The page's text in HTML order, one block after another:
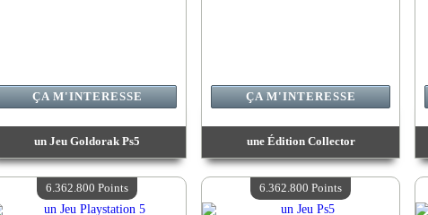
un Jeu Goldorak Ps5
Valeur :6 697 600 Points
Quantité Disponible :4
ÇA M'INTERESSE
une Édition Collector
Valeur :6 697 600 Points
Quantité Disponible :4
ÇA M'INTERESSE
6.362.800 Points 6.362.800 Points